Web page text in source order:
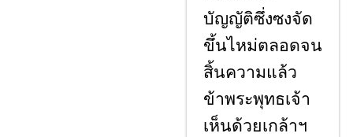
บัญญัติซึ่งซงจัด
ขึ้นไหม่ตลอดจน
สิ้นความแล้ว
ข้าพระพุทธเจ้า
เห็นด้วยเกล้าฯ